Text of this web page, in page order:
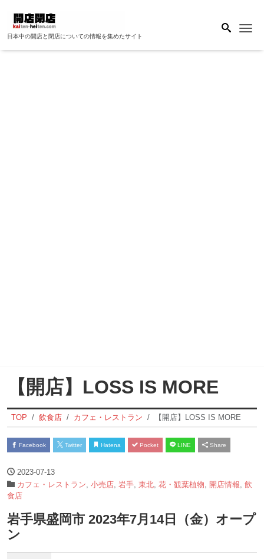
日本中の開店と閉店についての情報を集めたサイト
【開店】LOSS IS MORE
TOP 飲食店 カフェ・レストラン 【開店】LOSS IS MORE
Facebook Twitter Hatena Pocket LINE Share
2023-07-13
カフェ・レストラン 小売店 岩手 東北 花・観葉植物 開店情報 飲
食店
岩手県盛岡市 2023年7月14日（金）オープ
ン